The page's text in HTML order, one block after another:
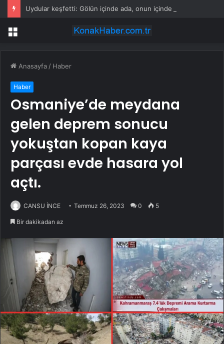
Menü
Anasayfa / Haber
Haber
Osmaniye’de meydana
gelen deprem sonucu
yokuştan kopan kaya
parçası evde hasara yol
açtı.
CANSU İNCE Temmuz 26, 2023 0 5
Bir dakikadan az